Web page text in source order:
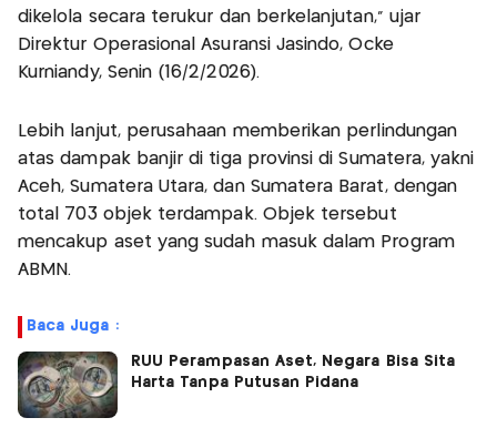
dikelola secara terukur dan berkelanjutan,” ujar
Direktur Operasional Asuransi Jasindo, Ocke
Kurniandy, Senin (16/2/2026).
Lebih lanjut, perusahaan memberikan perlindungan
atas dampak banjir di tiga provinsi di Sumatera, yakni
Aceh, Sumatera Utara, dan Sumatera Barat, dengan
total 703 objek terdampak. Objek tersebut
mencakup aset yang sudah masuk dalam Program
ABMN.
Baca Juga :
RUU Perampasan Aset, Negara Bisa Sita
Harta Tanpa Putusan Pidana